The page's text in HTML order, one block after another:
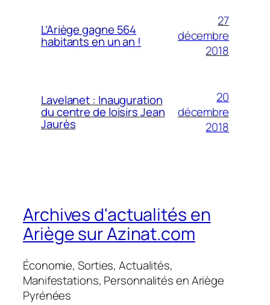
L’Ariège gagne 564
habitants en un an !
27
décembre
2018
Lavelanet : Inauguration
du centre de loisirs Jean
Jaurès
20
décembre
2018
Archives d'actualités en
Ariège sur Azinat.com
Économie, Sorties, Actualités,
Manifestations, Personnalités en Ariège
Pyrénées